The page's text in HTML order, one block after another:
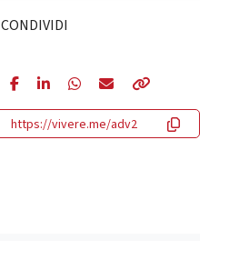
CONDIVIDI
https://vivere.me/adv2